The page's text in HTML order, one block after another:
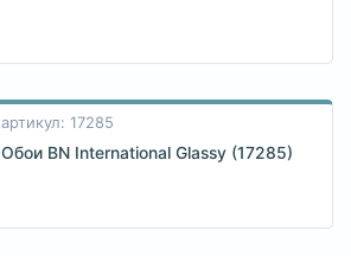
артикул: 17285
Обои BN International Glassy (17285)